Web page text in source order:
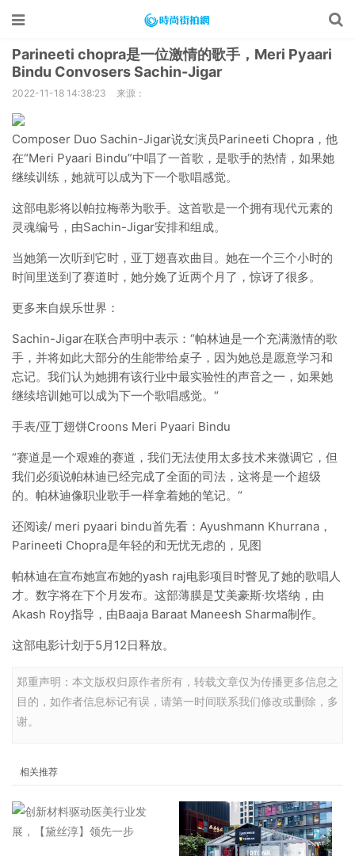
Parineeti chopra是一位激情的歌手，Meri Pyaari
Bindu Convosers Sachin-Jigar
2022-11-18 14:38:23 来源：
Composer Duo Sachin-Jigar说女演员Parineeti Chopra，他
在“Meri Pyaari Bindu”中唱了一首歌，是歌手的热情，如果她
继续训练，她就可以成为下一个歌唱感觉。
这部电影将以帕拉梅蒂为歌手。这首歌是一个拥有现代元素的
灵魂编号，由Sachin-Jigar安排和组成。
当她第一次听到它时，亚丁翅喜欢曲目。她在一个三个小时的
时间里送到了赛道时，她分娩了近两个月了，惊讶了很多。
更多来自娱乐世界：
Sachin-Jigar在联合声明中表示：“帕林迪是一个充满激情的歌
手，并将如此大部分的生能带给桌子，因为她总是愿意学习和
忘记。我们认为她拥有该行业中最实验性的声音之一，如果她
继续培训她可以成为下一个歌唱感觉。“
手表/亚丁翅饼Croons Meri Pyaari Bindu
“赛道是一个艰难的赛道，我们无法使用太多技术来微调它，但
我们必须说帕林迪已经完成了全面的司法，这将是一个超级
的。帕林迪像职业歌手一样拿着她的笔记。“
还阅读/ meri pyaari bindu首先看：Ayushmann Khurrana，
Parineeti Chopra是年轻的和无忧无虑的，见图
帕林迪在宣布她宣布她的yash raj电影项目时瞥见了她的歌唱人
才。数字将在下个月发布。这部薄膜是艾美豪斯·坎塔纳，由
Akash Roy指导，由Baaja Baraat Maneesh Sharma制作。
这部电影计划于5月12日释放。
郑重声明：本文版权归原作者所有，转载文章仅为传播更多信息之
目的，如作者信息标记有误，请第一时间联系我们修改或删除，多
谢。
相关推荐